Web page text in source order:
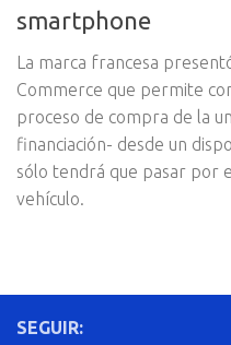
smartphone
La marca francesa
Commerce que permite
proceso de compra de la
financiación- desde un
sólo tendrá que pasar por
vehículo.
SEGUIR: